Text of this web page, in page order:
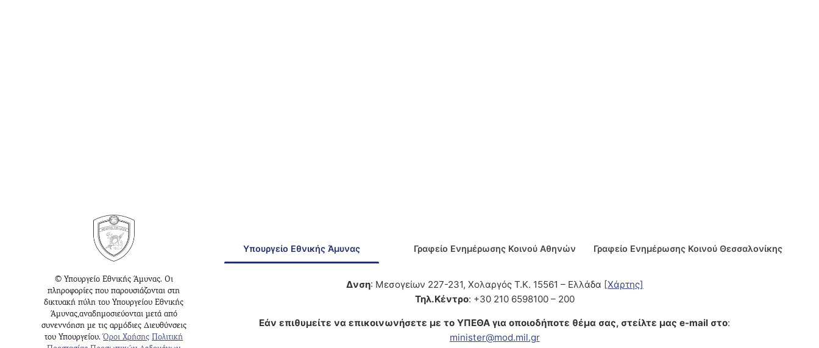
© Υπουργείο Εθνικής Άμυνας. Οι
πληροφορίες που παρουσιάζονται στη
δικτυακή πύλη του Υπουργείου Εθνικής
Άμυνας,αναδημοσιεύονται μετά από
συνεννόηση με τις αρμόδιες Διευθύνσεις
του Υπουργείου.Όροι Χρήσης Πολιτική
Υπουργείο Εθνικής Άμυνας Γραφείο Ενημέρωσης Κοινού Αθηνών Γραφείο Ενημέρωσης Κοινού Θεσσαλονίκης
Δνση: Μεσογείων 227-231, Χολαργός Τ.Κ. 15561 – Ελλάδα [Χάρτης]
Τηλ.Κέντρο: +30 210 6598100 – 200
Εάν επιθυμείτε να επικοινωνήσετε με το ΥΠΕΘΑ για οποιοδήποτε θέμα σας, στείλτε μας e-mail στο:
minister@mod.mil.gr